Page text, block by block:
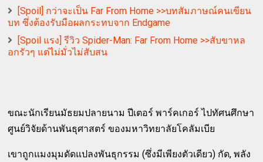
[Spoil] กว่าจะเป็น Far From Home >>บทสัมภาษณ์คนเขียน
บท ซึ่งต้องรับมือผลกระทบจาก Endgame
[Spoil แรง] รีวิว Spider-Man: Far From Home >>สับขาหล
อกรัวๆ แต่ไม่มั่วไม่สับสน
ขณะนักเรียนมัธยมปลายนาม ปีเตอร์ พาร์คเกอร์ ไปทัศนศึกษา
ศูนย์วิจัยด้านพันธุศาสตร์ ของมหาวิทยาลัยโคลัมเบีย
เขาถูกแมงมุมดัดแปลงพันธุกรรม (ซึ่งมีเพียงตัวเดียว) กัด, พลัง